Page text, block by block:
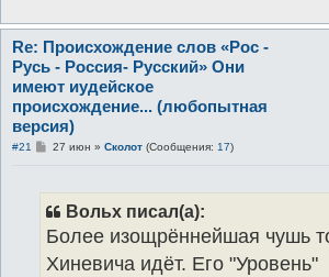
Re: Происхождение слов «Рос -
Русь - Россия- Русский» Они
имеют иудейское
происхождение... (любопытная
версия)
#21
С
е
и
27 июн » Сколот(Сообщения: 17)
Вольх писал(а):
Более изощрённейшая чушь
Хиневича идёт. Его "Уровень"